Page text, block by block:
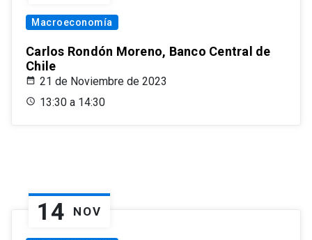
Macroeconomía
Carlos Rondón Moreno, Banco Central de
Chile
21 de Noviembre de 2023
13:30 a 14:30
14 NOV